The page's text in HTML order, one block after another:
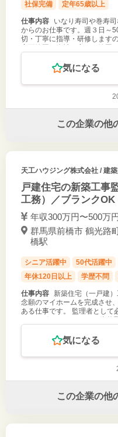
社保完備
定年65歳以上
仕事内容
いなり寿司や巻寿
からのお仕事です。週３日～
切・丁寧に指導・研修します
気になる
この企業の他
天工ハウジング株式会社/ 建築
戸建住宅の新築工事
工務）／ブランク
年収300万円〜500万円
群馬県前橋市 鶴光路
橋駅
シニア活躍中 50代活躍中
年休120日以上
学歴不問
仕事内容
新築住宅（一戸建
念願のマイホームを完成させ
ある仕事です。 監理者として
にてサポートします。 ＊資格
気になる
この企業の他